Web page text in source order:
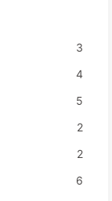
3
4
5
2
2
6